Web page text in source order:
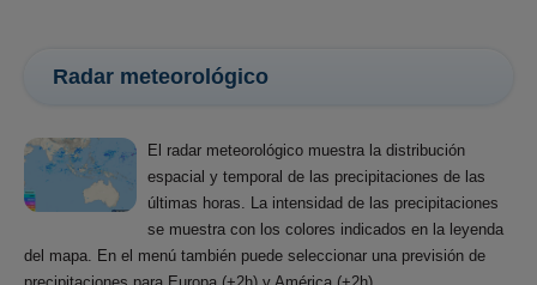
Radar meteorológico
El radar meteorológico muestra la distribución
espacial y temporal de las precipitaciones de las
últimas horas. La intensidad de las precipitaciones
se muestra con los colores indicados en la leyenda
del mapa. En el menú también puede seleccionar una previsión de